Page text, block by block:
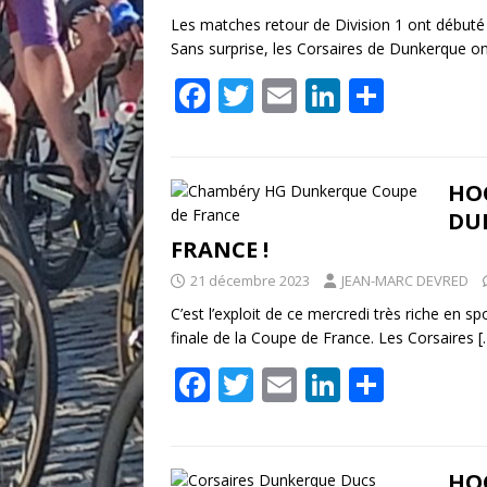
k
Les matches retour de Division 1 ont
Sans surprise, les Corsaires de Dunkerque
F
b
o
o
k
T
er
E
l
Li
e
n
g
FRANCE !
21 décembre 2023 JEAN-MARC DEVRED
C’est l’exploit de ce mercredi très riche en
finale de la Coupe de France. Les Corsaires
F T E Li